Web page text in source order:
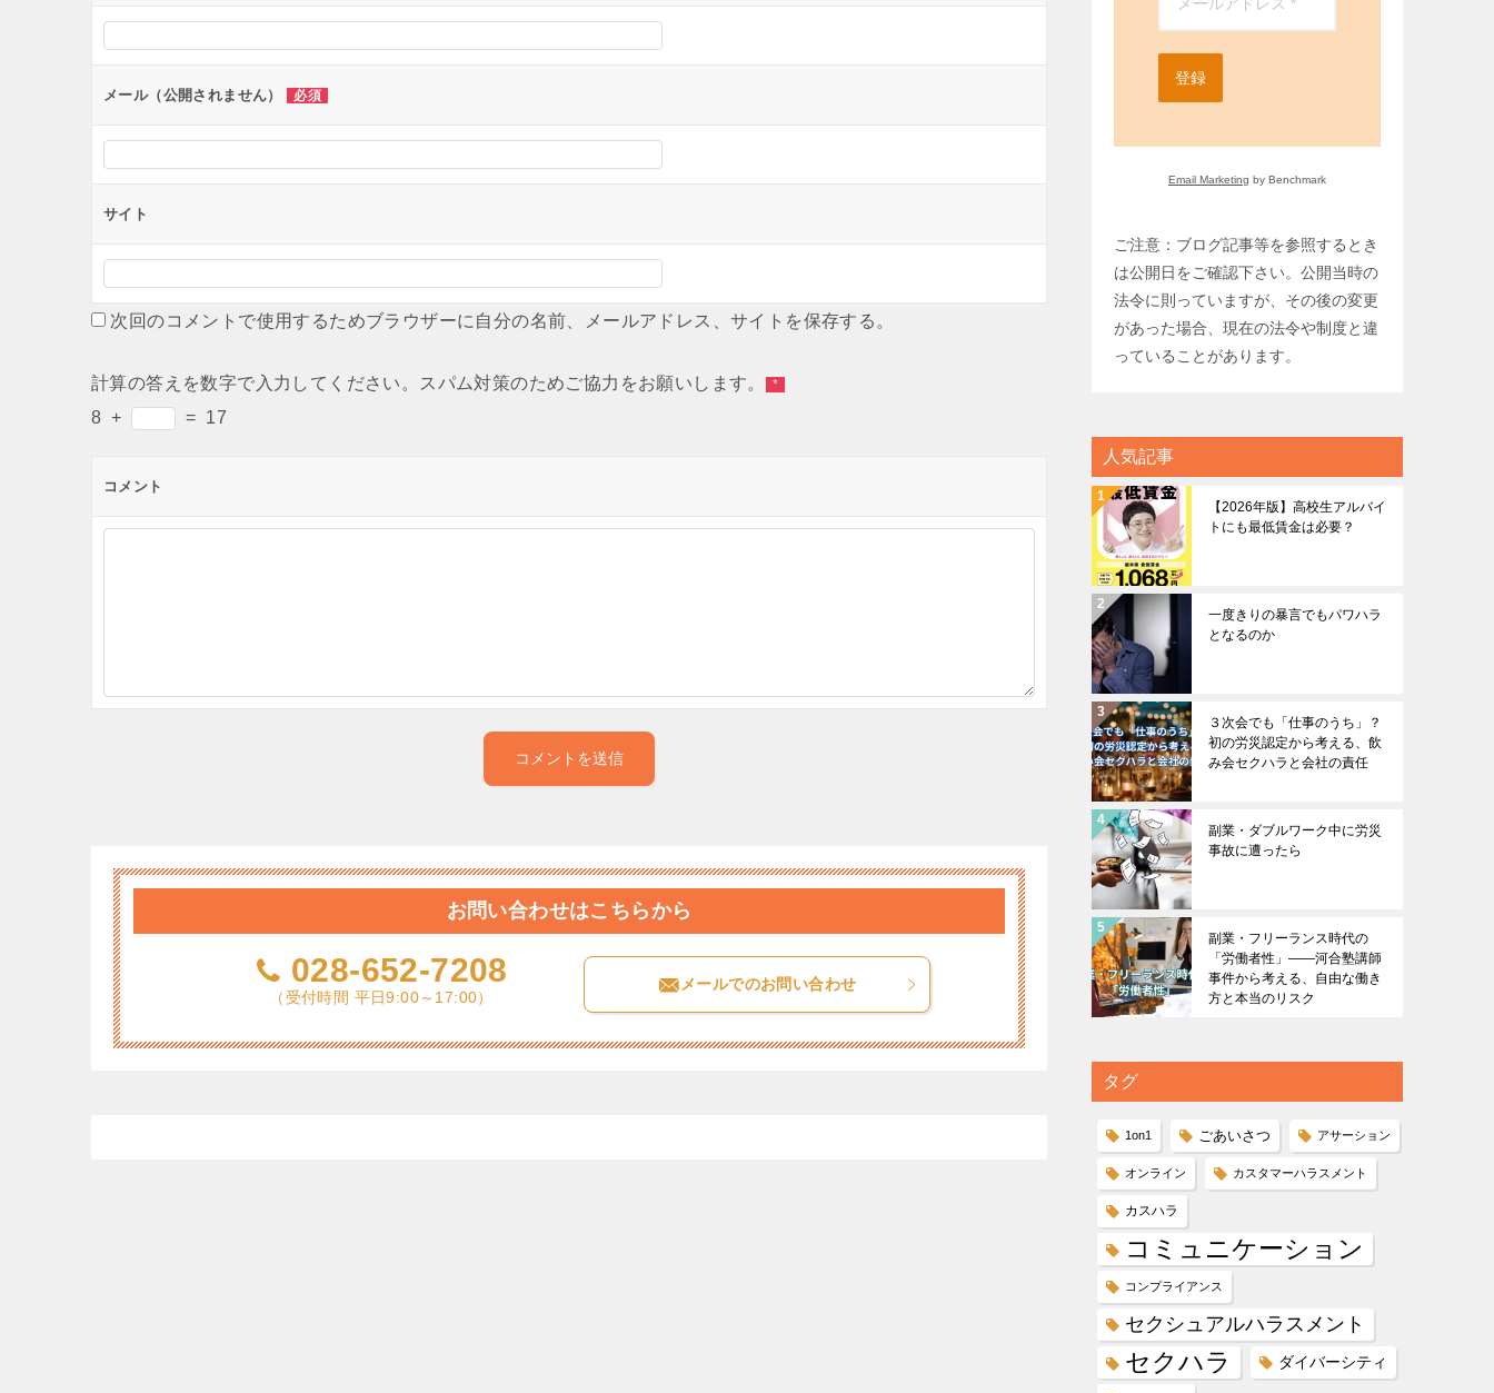
メール（公開されません） 必須
サイト
次回のコメントで使用するためブラウザーに自分の名前、メールアドレス、サイトを保存する。
計算の答えを数字で入力してください。スパム対策のためご協力をお願いします。 *
8 + = 17
コメント
お問い合わせはこちらから
028-652-7208
（受付時間 平日9:00～17:00）
メールでのお問い合わせ
登録
Email Marketing by Benchmark
ご注意：ブログ記事等を参照するとき
は公開日をご確認下さい。公開当時の
法令に則っていますが、その後の変更
があった場合、現在の法令や制度と違
っていることがあります。
人気記事
【2026年版】高校生アルバイ
トにも最低賃金は必要？
一度きりの暴言でもパワハラ
となるのか
３次会でも「仕事のうち」？
初の労災認定から考える、飲
み会セクハラと会社の責任
副業・ダブルワーク中に労災
事故に遭ったら
副業・フリーランス時代の
「労働者性」――河合塾講師
事件から考える、自由な働き
方と本当のリスク
タグ
1on1 ごあいさつ アサーション
オンライン カスタマーハラスメント
カスハラ
コミュニケーション
コンプライアンス
セクシュアルハラスメント
セクハラ ダイバーシティ